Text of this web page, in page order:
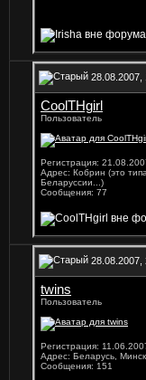
28.08.2007,
CoolTHgirl
Пользователь
Регистрация:
Адрес: Кобрин (это
Беларуссии...)
Сообщения: 77
28.08.2007,
twins
Пользователь
Регистрация:
Адрес: Беларусь, Минск
Сообщения: 151